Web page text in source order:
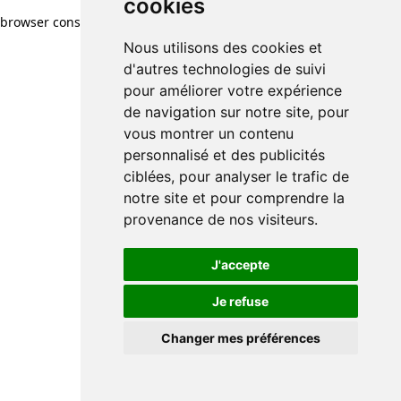
cookies
Nous utilisons des cookies et
d'autres technologies de suivi
pour améliorer votre expérience
de navigation sur notre site, pour
vous montrer un contenu
personnalisé et des publicités
ciblées, pour analyser le trafic de
notre site et pour comprendre la
provenance de nos visiteurs.
J'accepte
Je refuse
Changer mes préférences
browser console for more information)